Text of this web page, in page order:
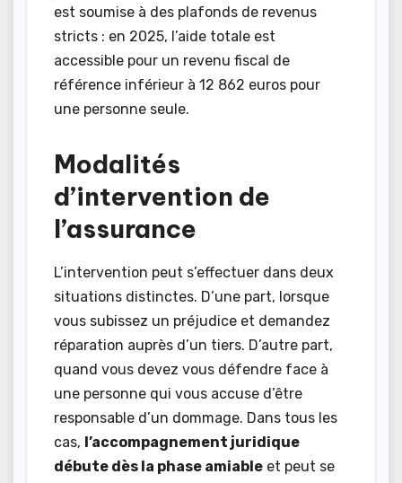
est soumise à des plafonds de revenus
stricts : en 2025, l’aide totale est
accessible pour un revenu fiscal de
référence inférieur à 12 862 euros pour
une personne seule.
Modalités
d’intervention de
l’assurance
L’intervention peut s’effectuer dans deux
situations distinctes. D’une part, lorsque
vous subissez un préjudice et demandez
réparation auprès d’un tiers. D’autre part,
quand vous devez vous défendre face à
une personne qui vous accuse d’être
responsable d’un dommage. Dans tous les
cas, l’accompagnement juridique
débute dès la phase amiable et peut se